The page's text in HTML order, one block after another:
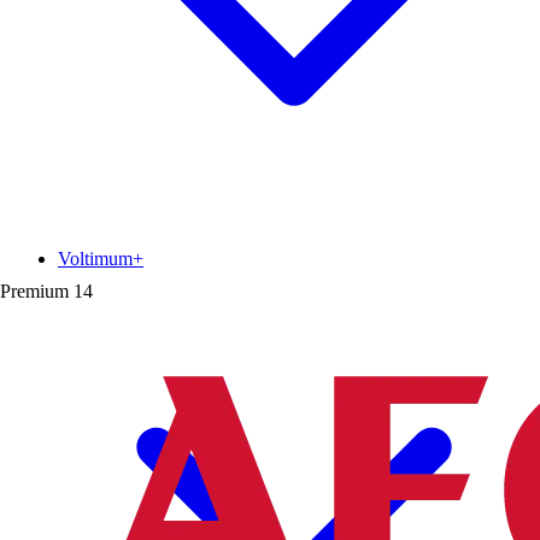
Premium 14
Voltimum+